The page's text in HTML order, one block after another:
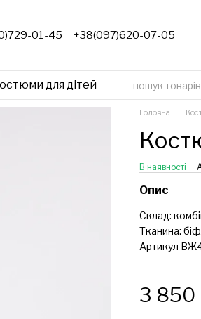
01-45 +38(097)620-07-05
для дітей
Головна
В наявності
Опис
Склад:
Тканина:
Артикул
3 850